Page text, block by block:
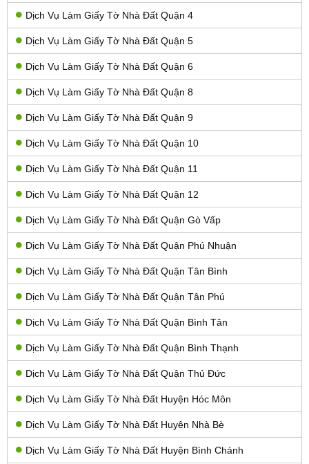
Dịch Vụ Làm Giấy Tờ Nhà Đất Quận 4
Dịch Vụ Làm Giấy Tờ Nhà Đất Quận 5
Dịch Vụ Làm Giấy Tờ Nhà Đất Quận 6
Dịch Vụ Làm Giấy Tờ Nhà Đất Quận 8
Dịch Vụ Làm Giấy Tờ Nhà Đất Quận 9
Dịch Vụ Làm Giấy Tờ Nhà Đất Quận 10
Dịch Vụ Làm Giấy Tờ Nhà Đất Quận 11
Dịch Vụ Làm Giấy Tờ Nhà Đất Quận 12
Dịch Vụ Làm Giấy Tờ Nhà Đất Quận Gò Vấp
Dịch Vụ Làm Giấy Tờ Nhà Đất Quận Phú Nhuận
Dịch Vụ Làm Giấy Tờ Nhà Đất Quận Tân Bình
Dịch Vụ Làm Giấy Tờ Nhà Đất Quận Tân Phú
Dịch Vụ Làm Giấy Tờ Nhà Đất Quận Bình Tân
Dịch Vụ Làm Giấy Tờ Nhà Đất Quận Bình Thạnh
Dịch Vụ Làm Giấy Tờ Nhà Đất Quận Thủ Đức
Dịch Vụ Làm Giấy Tờ Nhà Đất Huyện Hóc Môn
Dịch Vụ Làm Giấy Tờ Nhà Đất Huyên Nhà Bè
Dịch Vụ Làm Giấy Tờ Nhà Đất Huyện Bình Chánh